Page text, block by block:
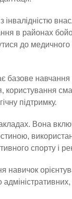
в районах
до
базове
користування
підтримку.
Вона
спорту і
навичок